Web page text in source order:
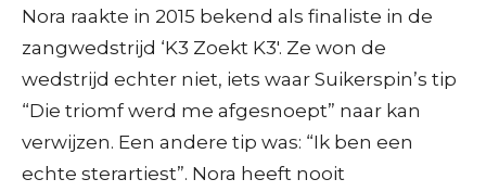
Nora raakte in 2015 bekend als finaliste in de
zangwedstrijd ‘K3 Zoekt K3′. Ze won de
wedstrijd echter niet, iets waar Suikerspin’s tip
“Die triomf werd me afgesnoept” naar kan
verwijzen. Een andere tip was: “Ik ben een
echte sterartiest”. Nora heeft nooit